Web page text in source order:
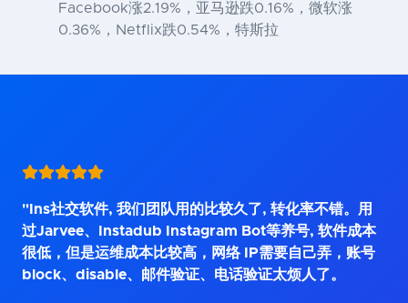
Facebook涨2.19%，亚马逊跌0.16%，微软涨
0.36%，Netflix跌0.54%，特斯拉
"Ins社交软件, 我们团队用的比较久了, 转化率不错。用
过Jarvee、Instadub Instagram Bot等养号, 软件成本
很低，但是运维成本比较高，网络 IP需要自己弄，账号
block、disable、邮件验证、电话验证太烦人了。